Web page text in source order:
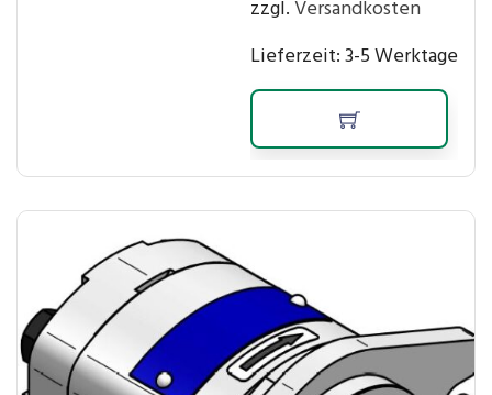
zzgl.Versandkosten
Lieferzeit:3-5 Werktage